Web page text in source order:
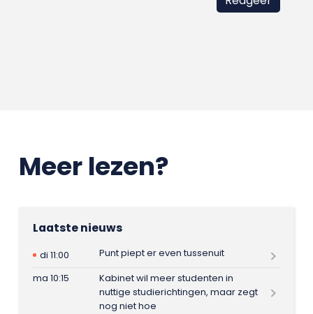
Meer lezen?
Laatste nieuws
di 11:00
Punt piept er even tussenuit
ma 10:15
Kabinet wil meer studenten in
nuttige studierichtingen, maar zegt
nog niet hoe